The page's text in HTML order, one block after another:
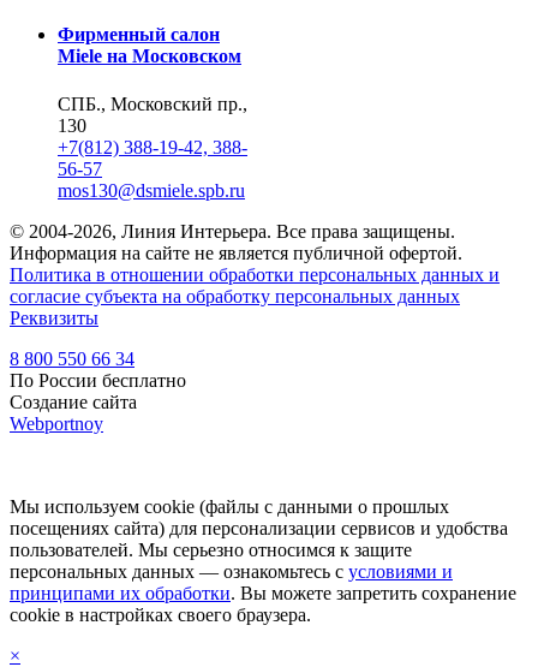
Фирменный салон
Miele на Московском
СПБ., Московский пр.,
130
+7(812) 388-19-42, 388-
56-57
mos130@dsmiele.spb.ru
© 2004-2026, Линия Интерьера. Все права защищены.
Информация на сайте не является публичной офертой.
Политика в отношении обработки персональных данных и
согласие субъекта на обработку персональных данных
Реквизиты
8 800 550 66 34
По России бесплатно
Создание сайта
Webportnoy
Мы используем cookie (файлы с данными о прошлых
посещениях сайта) для персонализации сервисов и удобства
пользователей. Мы серьезно относимся к защите
персональных данных — ознакомьтесь с условиями и
принципами их обработки. Вы можете запретить сохранение
cookie в настройках своего браузера.
×